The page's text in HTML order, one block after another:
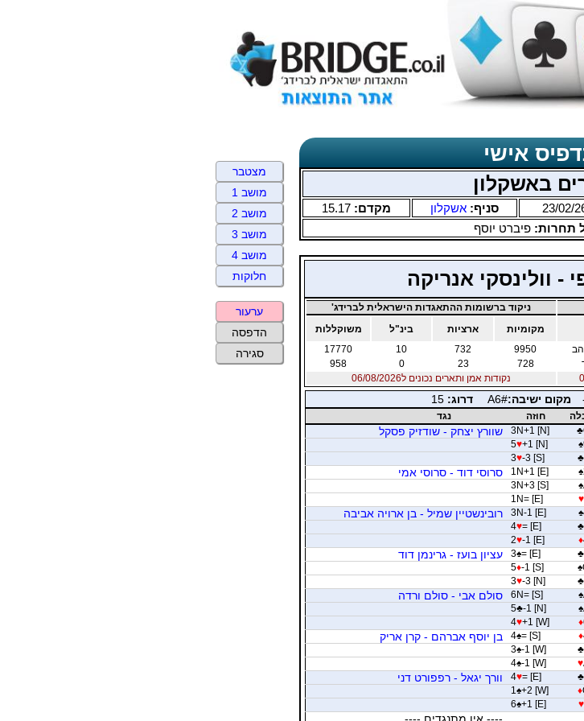
אישי
באשקלון
23/02/ סניף: אשקלון מקדם: 15.17
תחרות:פיברט יוסף
- וולינסקי אנריקה
ניקוד ברשומות ההתאגדות הישראלית לברידג'
מקומיות ארציות בינ"ל
משוקללות
9950
732
10
17770
728
23
0
958
נקודות אמן ותארים נכונים ל06/08/2026
מקום ישיבה:A6# דרוג: 15
חוזה
נגד
♣
3N+1 [N] שוורץ יצחק - שודזיק פסקל
♠
5♥+1 [N]
♣
3♥-3 [S]
♠
1N+1 [E] סרוסי דוד - סרוסי אמי
♠
3N+3 [S]
♥
1N= [E]
♠
3N-1 [E] רובינשטיין שמיל - בן ארויה אביבה
♣
4♥= [E]
♦
2♥-1 [E]
♣
3♠= [E] עציון בועז - גרינמן דוד
♠
5♦-1 [S]
♣
3♥-3 [N]
♠
6N= [S] סולם אבי - סולם ורדה
♠
5♣-1 [N]
♦
4♥+1 [W]
♦
4♠= [S] בן יוסף אברהם - קרן אריק
♣
3♠-1 [W]
♥
4♠-1 [W]
♣
4♥= [E] וורך יגאל - רפפורט דני
♦
1 ♠+2 [W]
♥
6♠+1 [E]
---- אין מתנגדים ----
מצטבר
מושב 1
מושב 2
מושב 3
מושב 4
חלוקות
ערעור
הדפסה
סגירה